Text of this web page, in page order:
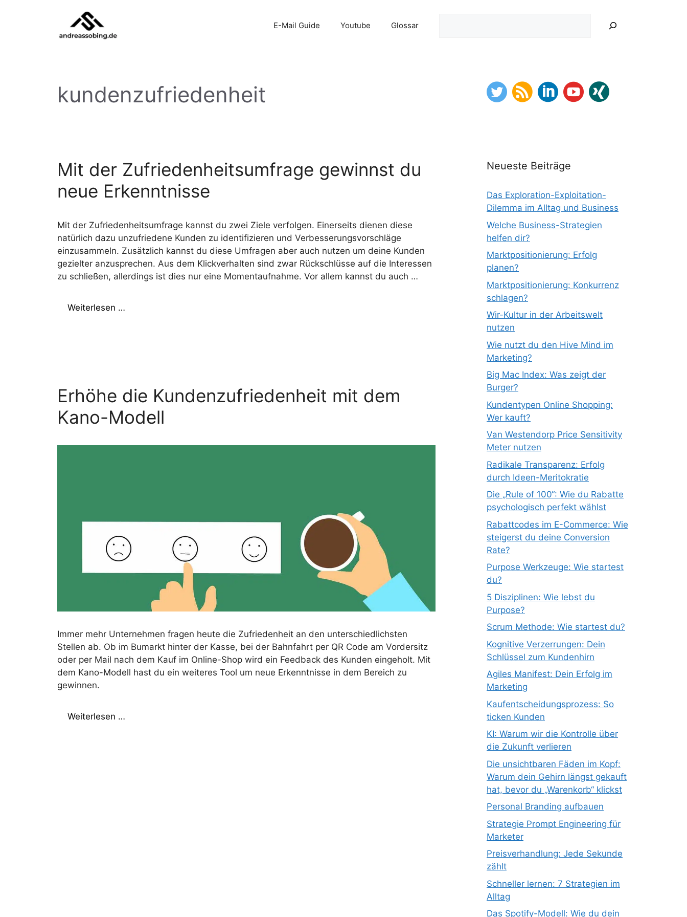
E-Mail Guide Youtube Glossar
kundenzufriedenheit
Mit der Zufriedenheitsumfrage gewinnst du
neue Erkenntnisse
Mit der Zufriedenheitsumfrage kannst du zwei Ziele verfolgen. Einerseits dienen diese
natürlich dazu unzufriedene Kunden zu identifizieren und Verbesserungsvorschläge
einzusammeln. Zusätzlich kannst du diese Umfragen aber auch nutzen um deine Kunden
gezielter anzusprechen. Aus dem Klickverhalten sind zwar Rückschlüsse auf die Interessen
zu schließen, allerdings ist dies nur eine Momentaufnahme. Vor allem kannst du auch …
Weiterlesen …
Erhöhe die Kundenzufriedenheit mit dem
Kano-Modell
Immer mehr Unternehmen fragen heute die Zufriedenheit an den unterschiedlichsten
Stellen ab. Ob im Bumarkt hinter der Kasse, bei der Bahnfahrt per QR Code am Vordersitz
oder per Mail nach dem Kauf im Online-Shop wird ein Feedback des Kunden eingeholt. Mit
dem Kano-Modell hast du ein weiteres Tool um neue Erkenntnisse in dem Bereich zu
gewinnen.
Weiterlesen …
Neueste Beiträge
Das Exploration-Exploitation-
Dilemma im Alltag und Business
Welche Business-Strategien
helfen dir?
Marktpositionierung: Erfolg
planen?
Marktpositionierung: Konkurrenz
schlagen?
Wir-Kultur in der Arbeitswelt
nutzen
Wie nutzt du den Hive Mind im
Marketing?
Big Mac Index: Was zeigt der
Burger?
Kundentypen Online Shopping:
Wer kauft?
Van Westendorp Price Sensitivity
Meter nutzen
Radikale Transparenz: Erfolg
durch Ideen-Meritokratie
Die „Rule of 100“: Wie du Rabatte
psychologisch perfekt wählst
Rabattcodes im E-Commerce: Wie
steigerst du deine Conversion
Rate?
Purpose Werkzeuge: Wie startest
du?
5 Disziplinen: Wie lebst du
Purpose?
Scrum Methode: Wie startest du?
Kognitive Verzerrungen: Dein
Schlüssel zum Kundenhirn
Agiles Manifest: Dein Erfolg im
Marketing
Kaufentscheidungsprozess: So
ticken Kunden
KI: Warum wir die Kontrolle über
die Zukunft verlieren
Die unsichtbaren Fäden im Kopf:
Warum dein Gehirn längst gekauft
hat, bevor du „Warenkorb“ klickst
Personal Branding aufbauen
Strategie Prompt Engineering für
Marketer
Preisverhandlung: Jede Sekunde
zählt
Schneller lernen: 7 Strategien im
Alltag
Das Spotify-Modell: Wie du dein